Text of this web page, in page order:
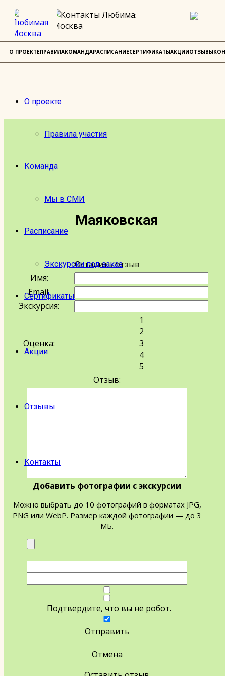
О проекте
Правила участия
Команда
Мы в СМИ
Расписание
Экскурсии под заказ
Сертификаты
Акции
Отзывы
Контакты
Маяковская
Оставить отзыв
Имя:
Email:
Экскурсия:
Оценка:
1
2
3
4
5
Отзыв:
Добавить фотографии с экскурсии
Можно выбрать до 10 фотографий в форматах JPG,
PNG или WebP. Размер каждой фотографии — до 3
МБ.
Подтвердите, что вы не робот.
Отправить
Отмена
О ПРОЕКТЕПРАВИЛАКОМАНДАРАСПИСАНИЕСЕРТИФИКАТЫАКЦИИОТЗЫВЫ